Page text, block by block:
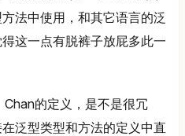
法中使用，和其它语言的泛
这一点有脱裤子放屁多此一
的定义，是不是很冗
泛型类型和方法的定义中直